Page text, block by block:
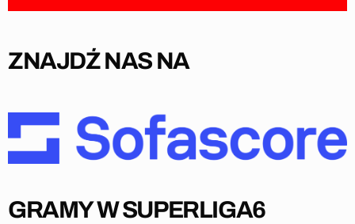
ZNAJDŹ NAS NA
GRAMY W SUPERLIGA6